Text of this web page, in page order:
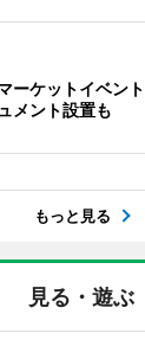
ーケットイベン
メント設置も
もっと見る
見る・遊ぶ